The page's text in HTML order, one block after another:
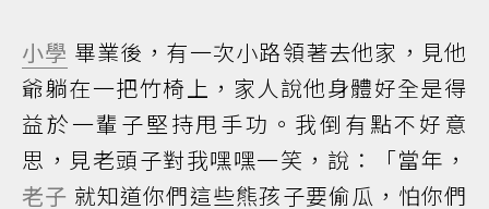
小學 畢業後，有一次小路領著去他家，見他
爺躺在一把竹椅上，家人說他身體好全是得
益於一輩子堅持甩手功。我倒有點不好意
思，見老頭子對我嘿嘿一笑，說：「當年，
老子 就知道你們這些熊孩子要偷瓜，怕你們